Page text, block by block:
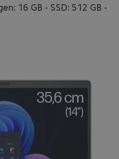
16 GB - SSD: 512 GB -